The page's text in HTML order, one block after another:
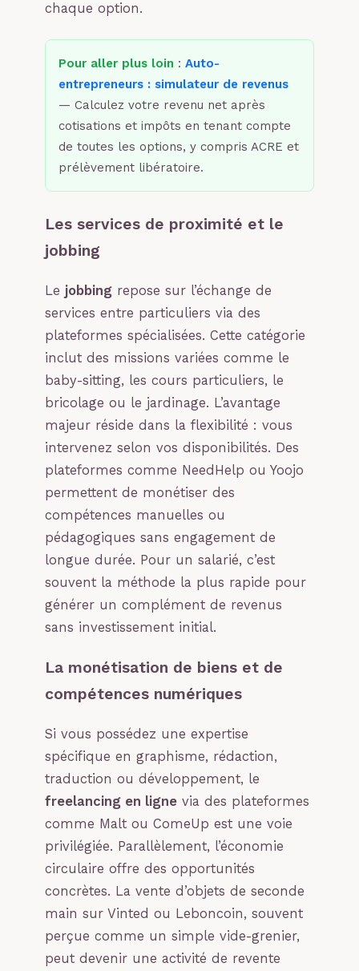
chaque option.
Pour aller plus loin : Auto-
entrepreneurs : simulateur de revenus
— Calculez votre revenu net après
cotisations et impôts en tenant compte
de toutes les options, y compris ACRE et
prélèvement libératoire.
Les services de proximité et le
jobbing
Le jobbing repose sur l’échange de
services entre particuliers via des
plateformes spécialisées. Cette catégorie
inclut des missions variées comme le
baby-sitting, les cours particuliers, le
bricolage ou le jardinage. L’avantage
majeur réside dans la flexibilité : vous
intervenez selon vos disponibilités. Des
plateformes comme NeedHelp ou Yoojo
permettent de monétiser des
compétences manuelles ou
pédagogiques sans engagement de
longue durée. Pour un salarié, c’est
souvent la méthode la plus rapide pour
générer un complément de revenus
sans investissement initial.
La monétisation de biens et de
compétences numériques
Si vous possédez une expertise
spécifique en graphisme, rédaction,
traduction ou développement, le
freelancing en ligne via des plateformes
comme Malt ou ComeUp est une voie
privilégiée. Parallèlement, l’économie
circulaire offre des opportunités
concrètes. La vente d’objets de seconde
main sur Vinted ou Leboncoin, souvent
perçue comme un simple vide-grenier,
peut devenir une activité de revente